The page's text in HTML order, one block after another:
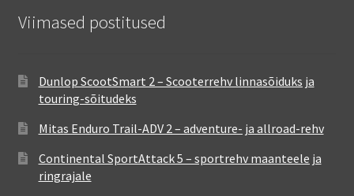
Viimased postitused
Dunlop ScootSmart 2 – Scooterrehv linnasõiduks ja
touring-sõitudeks
Mitas Enduro Trail-ADV 2 – adventure- ja allroad-rehv
Continental SportAttack 5 – sportrehv maanteele ja
ringrajale